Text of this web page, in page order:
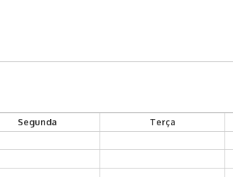
Segunda Terça